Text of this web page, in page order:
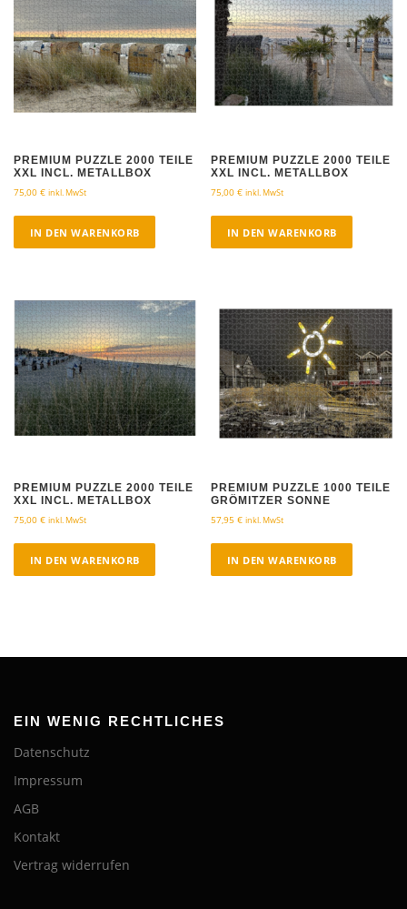
PREMIUM PUZZLE 2000 TEILE
XXL INCL. METALLBOX
75,00 € inkl. MwSt
IN DEN WARENKORB
PREMIUM PUZZLE 2000 TEILE
XXL INCL. METALLBOX
75,00€ inkl. MwSt
IN DEN WARENKORB
PREMIUM PUZZLE 2000 TEILE
XXL INCL. METALLBOX
75,00 € inkl. MwSt
IN DEN WARENKORB
PREMIUM PUZZLE 1000 TEILE
GRÖMITZER SONNE
57,95€ inkl. MwSt
IN DEN WARENKORB
EIN WENIG RECHTLICHES
Datenschutz
Impressum
AGB
Kontakt
Vertrag widerrufen